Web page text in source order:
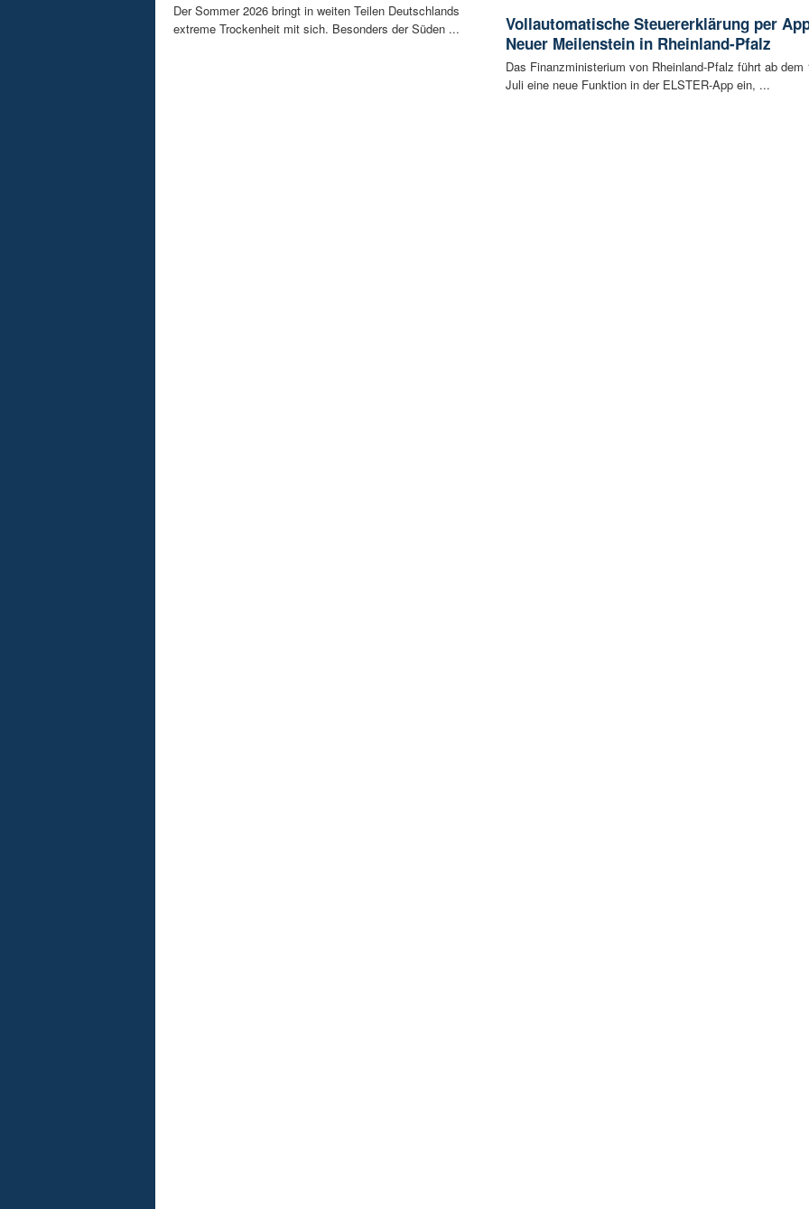
Der Sommer 2026 bringt in weiten Teilen Deutschlands
extreme Trockenheit mit sich. Besonders der Süden ...
Vollautomatische Steuererklärung per
Neuer Meilenstein in Rheinland-Pfalz
Das Finanzministerium von Rheinland-Pfalz führt ab dem
Juli eine neue Funktion in der ELSTER-App ein, ...